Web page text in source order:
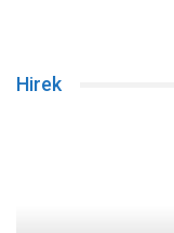
Hirek